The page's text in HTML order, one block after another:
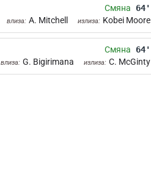
Смяна 64'
влиза: A. Mitchell излиза: Kobei Moore
Смяна 64'
влиза: G. Bigirimana излиза: C. McGinty